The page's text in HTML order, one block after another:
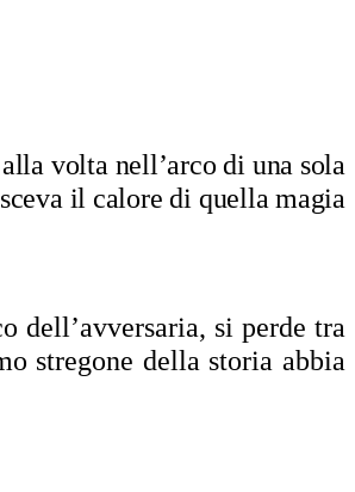
volta nell’arco di una sola
il calore di quella magia
dell’avversaria, si perde tra
stregone della storia abbia